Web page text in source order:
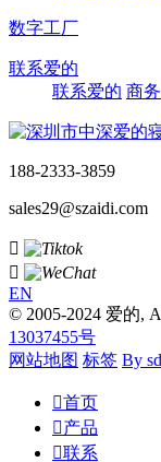
数字工厂
联系爱的
联系爱的 商
188-2333-3859
sales29@szaidi.com


EN
© 2005-2024 爱的,
13037455号
网站地图 标签 By
首页
产品
联系